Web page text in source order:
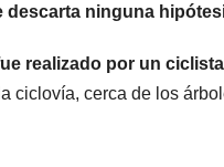
descarta ninguna
realizado por un
ciclovía, cerca de los